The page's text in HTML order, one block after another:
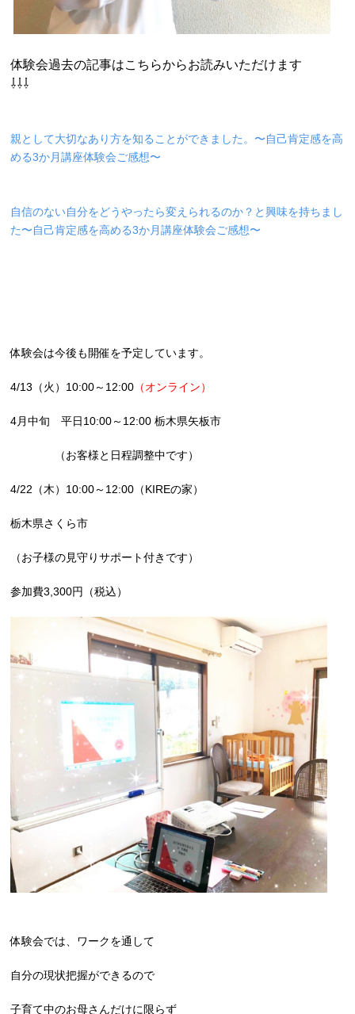
体験会過去の記事はこちらからお読みいただけます
⇩⇩⇩
親として大切なあり方を知ることができました。〜自己肯定感を高
める3か月講座体験会ご感想〜
自信のない自分をどうやったら変えられるのか？と興味を持ちまし
た〜自己肯定感を高める3か月講座体験会ご感想〜
体験会は今後も開催を予定しています。
4/13（火）10:00～12:00 （オンライン）
4月中旬 平日10:00～12:00 栃木県矢板市
（お客様と日程調整中です）
4/22（木）10:00～12:00（KIREの家）
栃木県さくら市
（お子様の見守りサポート付きです）
参加費3,300円（税込）
体験会では、ワークを通して
自分の現状把握ができるので
子育て中のお母さんだけに限らず